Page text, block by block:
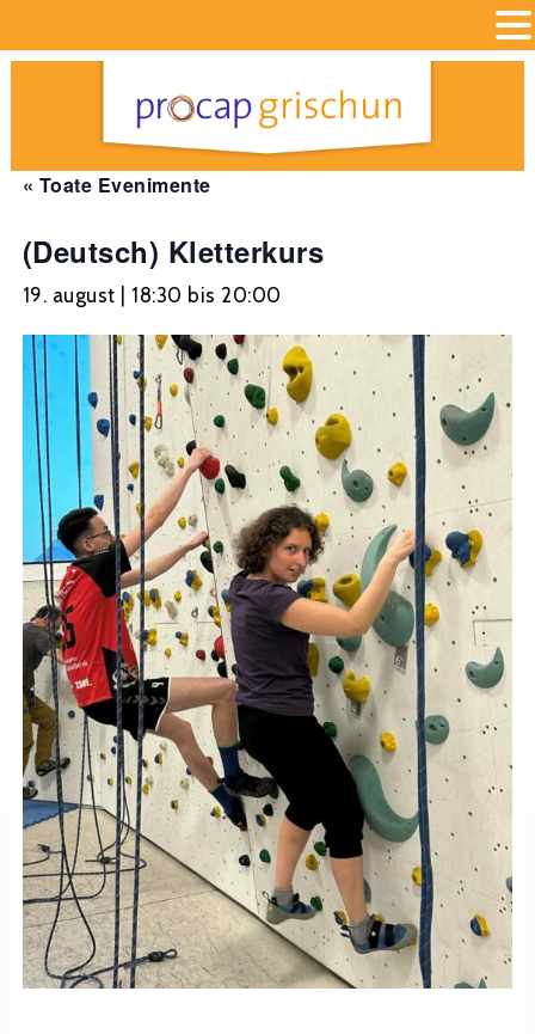
« Toate Evenimente
(Deutsch) Kletterkurs
19. august | 18:30 bis 20:00